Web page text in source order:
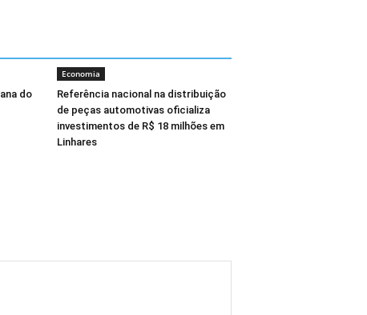
do
Economia
Referência nacional na distribuição
de peças automotivas oficializa
investimentos de R$ 18 milhões em
Linhares